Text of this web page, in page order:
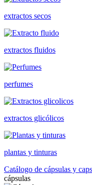
extractos secos
extractos fluidos
perfumes
extractos glicólicos
plantas y tinturas
Catálogo de cápsulas y
cápsulas